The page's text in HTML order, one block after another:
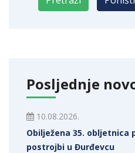
Posljednje
10.08.2026.
Obilježena 35.
postrojbi u Đurđevcu